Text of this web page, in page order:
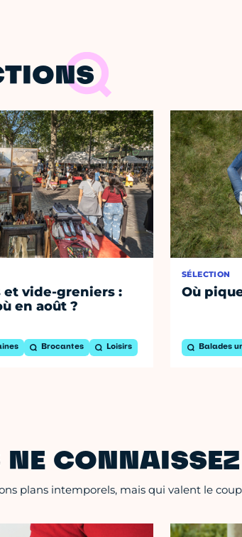
et vide-greniers :
en août ?
Brocantes Loisirs
SÉLECTION
Où
Balades
NE
plans intemporels, mais qui valent le